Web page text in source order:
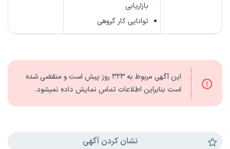
بازاریابی
توانایی کار گروهی
این آگهی مربوط به ۳۲۳ روز
پیش است و منقضی شده
است بنابراین اطلاعات تماس نمایش داده نمیشود.
نشان کردن آگهی